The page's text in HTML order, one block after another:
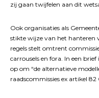
zij gaan twijfelen aan dit
Ook organisaties als
stikte wijze van het hanteren
regels stelt omtrent
carrousels en fora. In een
op om “de alternatieve
raadscommissies ex artikel 82